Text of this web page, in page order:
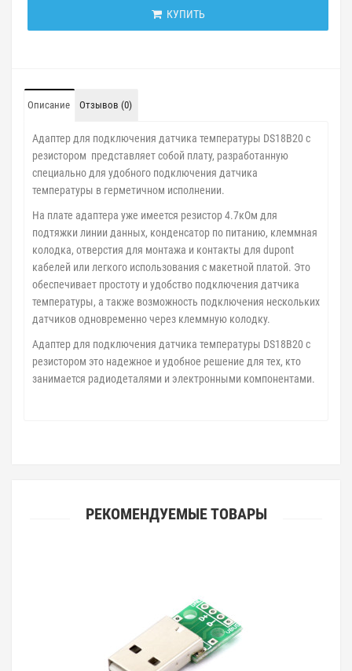
КУПИТЬ
Описание Отзывов (0)
Адаптер для подключения датчика температуры DS18B20 с
резистором представляет собой плату, разработанную
специально для удобного подключения датчика
температуры в герметичном исполнении.
На плате адаптера уже имеется резистор 4.7кОм для
подтяжки линии данных, конденсатор по питанию, клеммная
колодка, отверстия для монтажа и контакты для dupont
кабелей или легкого использования с макетной платой. Это
обеспечивает простоту и удобство подключения датчика
температуры, а также возможность подключения нескольких
датчиков одновременно через клеммную колодку.
Адаптер для подключения датчика температуры DS18B20 с
резистором это надежное и удобное решение для тех, кто
занимается радиодеталями и электронными компонентами.
РЕКОМЕНДУЕМЫЕ ТОВАРЫ